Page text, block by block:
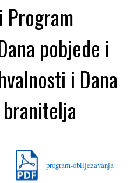
pobjede i
i Dana
program-obiljezavanja